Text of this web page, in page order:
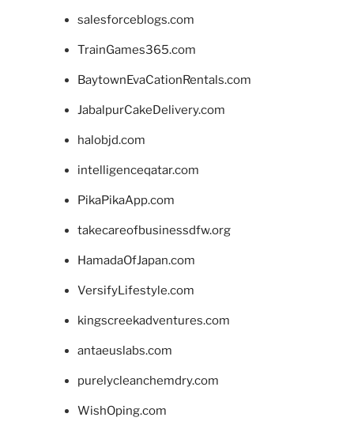
salesforceblogs.com
TrainGames365.com
BaytownEvaCationRentals.com
JabalpurCakeDelivery.com
halobjd.com
intelligenceqatar.com
PikaPikaApp.com
takecareofbusinessdfw.org
HamadaOfJapan.com
VersifyLifestyle.com
kingscreekadventures.com
antaeuslabs.com
purelycleanchemdry.com
WishOping.com